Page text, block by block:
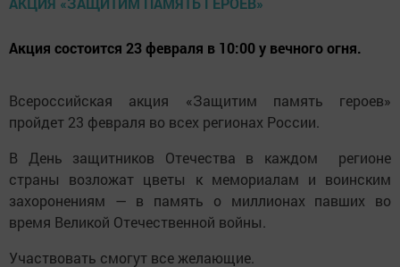
Акция состоится 23 февраля в 10:00 у вечного огня.
Всероссийская акция «Защитим память героев»
пройдет 23 февраля во всех регионах России.
В День защитников Отечества в каждом регионе
страны возложат цветы к мемориалам и воинским
захоронениям — в память о миллионах павших во
время Великой Отечественной войны.
Участвовать смогут все желающие.